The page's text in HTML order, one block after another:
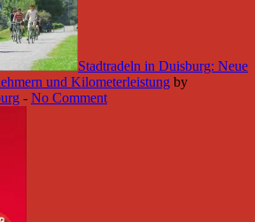
Stadtradeln in Duisburg: Neue
und Kilometerleistung by
- No Comment